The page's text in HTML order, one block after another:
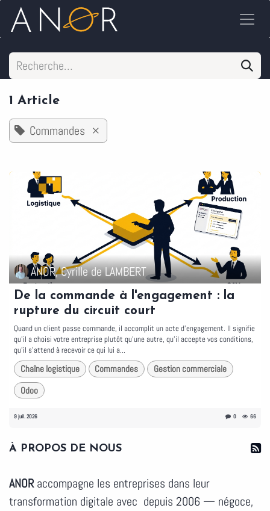
Se rendre au contenu
1 Article
Commandes ×
ANOR, Cyrille de LAMBERT
De la commande à l'engagement : la
rupture du circuit court
Quand un client passe commande, il accomplit un acte d'engagement. Il signifie
qu'il a choisi votre entreprise plutôt qu'une autre, qu'il accepte vos conditions,
qu'il s'attend à recevoir ce qui lui a...
Chaîne logistique Commandes
Gestion commerciale
Odoo
9 juil. 2026 0 66
À PROPOS DE NOUS
ANORaccompagne les entreprises dans leur
transformation digitale avec depuis 2006 — négoce,